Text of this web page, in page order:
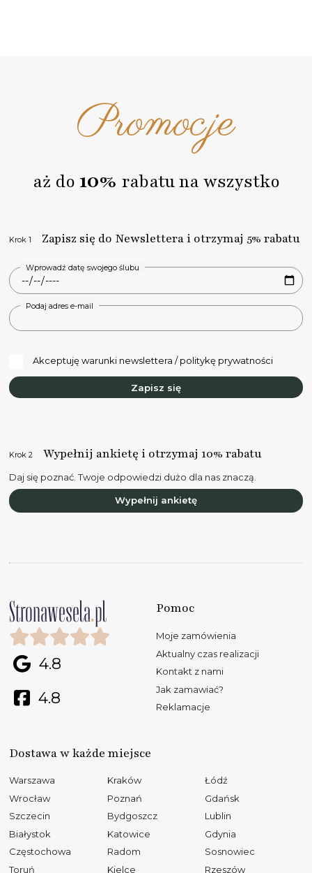
Promocje
aż do 10% rabatu na wszystko
Krok 1 Zapisz się do Newslettera i otrzymaj 5% rabatu
Wprowadź datę swojego ślubu
Podaj adres e-mail
Akceptuję warunki newslettera / politykę prywatności
Zapisz się
Krok 2 Wypełnij ankietę i otrzymaj 10% rabatu
Daj się poznać. Twoje odpowiedzi dużo dla nas znaczą.
Wypełnij ankietę
4.8
4.8
Pomoc
Moje zamówienia
Aktualny czas realizacji
Kontakt z nami
Jak zamawiać?
Reklamacje
Dostawa w każde miejsce
Warszawa Kraków
Łódź
Wrocław
Poznań
Gdańsk
Szczecin
Bydgoszcz
Lublin
Białystok
Katowice
Gdynia
Częstochowa
Radom
Sosnowiec
Toruń
Kielce Rzeszów